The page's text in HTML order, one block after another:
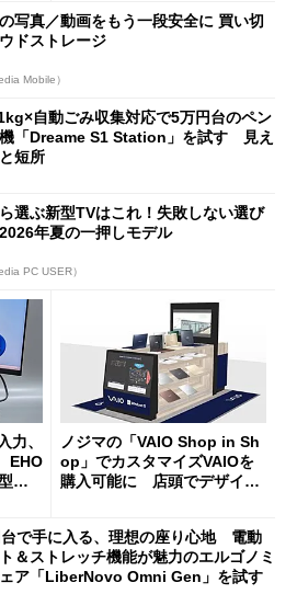
写真／動画をもう一段安全に 買い切
ドストレージ
Mobile）
自動ごみ収集対応で5万円台のペン
「Dreame S1 Station」を試す 見え
短所
選ぶ新型TVはこれ！失敗しない選び
年夏の一押しモデル
PC USER）
力、
EHO
モ
ノジマの「VAIO Shop in Sh
op」でカスタマイズVAIOを
購入可能に 店頭でデザイン
で手に入る、理想の座り心地 電動
＆ストレッチ機能が魅力のエルゴノミ
ア「LiberNovo Omni Gen」を試す